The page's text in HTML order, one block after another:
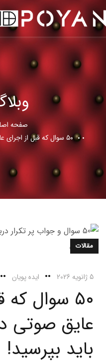
صفحه
۵۰ سوال که قبل از اجرای عایق صوتی دیوار مشترک باید بپرسید!
مقالات
5 ژانویه 2026 ایده پویان
۵۰ سوال
عایق صوتی
باید بپرسید!